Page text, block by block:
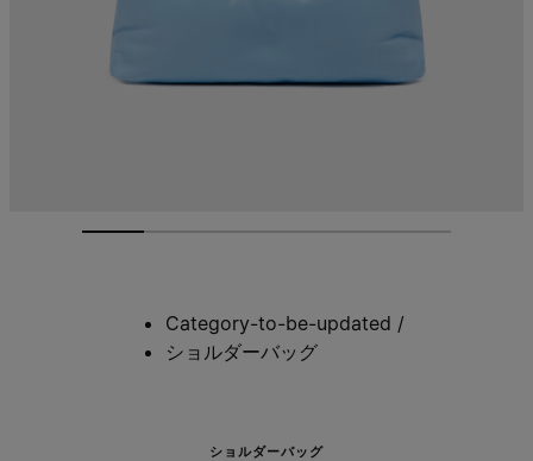
Category-to-be-updated /
ショルダーバッグ
ショルダーバッグ